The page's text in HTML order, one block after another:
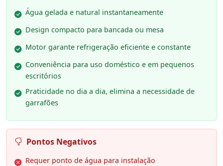
Água gelada e natural instantaneamente
Design compacto para bancada ou mesa
Motor garante refrigeração eficiente e constante
Conveniência para uso doméstico e em pequenos
escritórios
Praticidade no dia a dia, elimina a necessidade de
garrafões
Pontos Negativos
Requer ponto de água para instalação